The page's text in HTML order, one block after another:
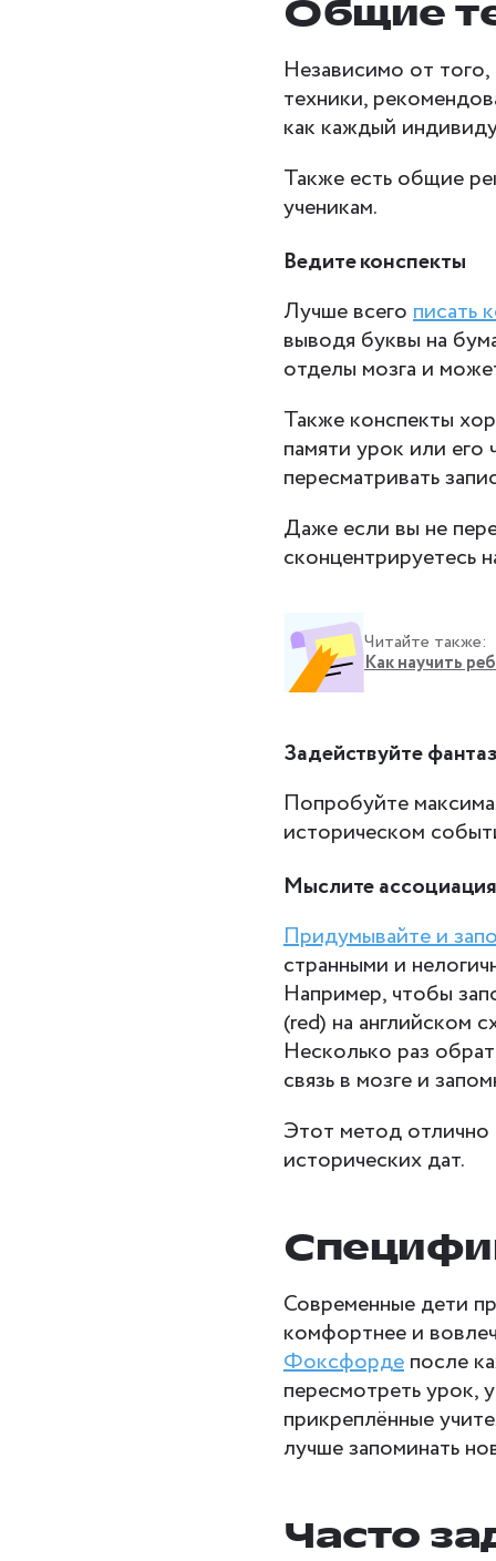
Общие
Независимо от
техники,
как каждый
Также есть общие
ученикам.
Ведите конспекты
Лучше всего писать
выводя буквы на
отделы мозга и
Также конспекты
памяти урок или его
пересматривать
Даже если вы не
сконцентрируетесь
Читайте также:
Как научить
Задействуйте
Попробуйте
историческом
Мыслите
Придумывайте и
странными и
Например, чтобы
(red) на английском
Несколько раз
связь в мозге и
Этот метод отлично
исторических дат.
Современные дети
комфортнее и
Фоксфорде после
пересмотреть урок,
прикреплённые
лучше запоминать
Часто